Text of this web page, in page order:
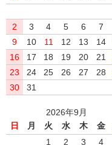
2
3 4 5 6 7
9
10 11 12 13 14
16
17 18 19 20 21
23
24 25 26 27 28
30
31
2026年9月
日
月 火 水 木 金
1
2 3 4